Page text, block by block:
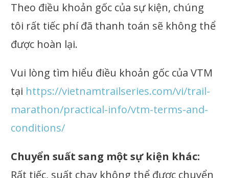
Theo điều khoản gốc của sự kiện, chúng
tôi rất tiếc phí đã thanh toán sẽ không thể
được hoàn lại.
Vui lòng tìm hiểu điều khoản gốc của VTM
tại https://vietnamtrailseries.com/vi/trail-
marathon/practical-info/vtm-terms-and-
conditions/
Chuyển suất sang một sự kiện khác:
Rất tiếc, suất chạy không thể được chuyển